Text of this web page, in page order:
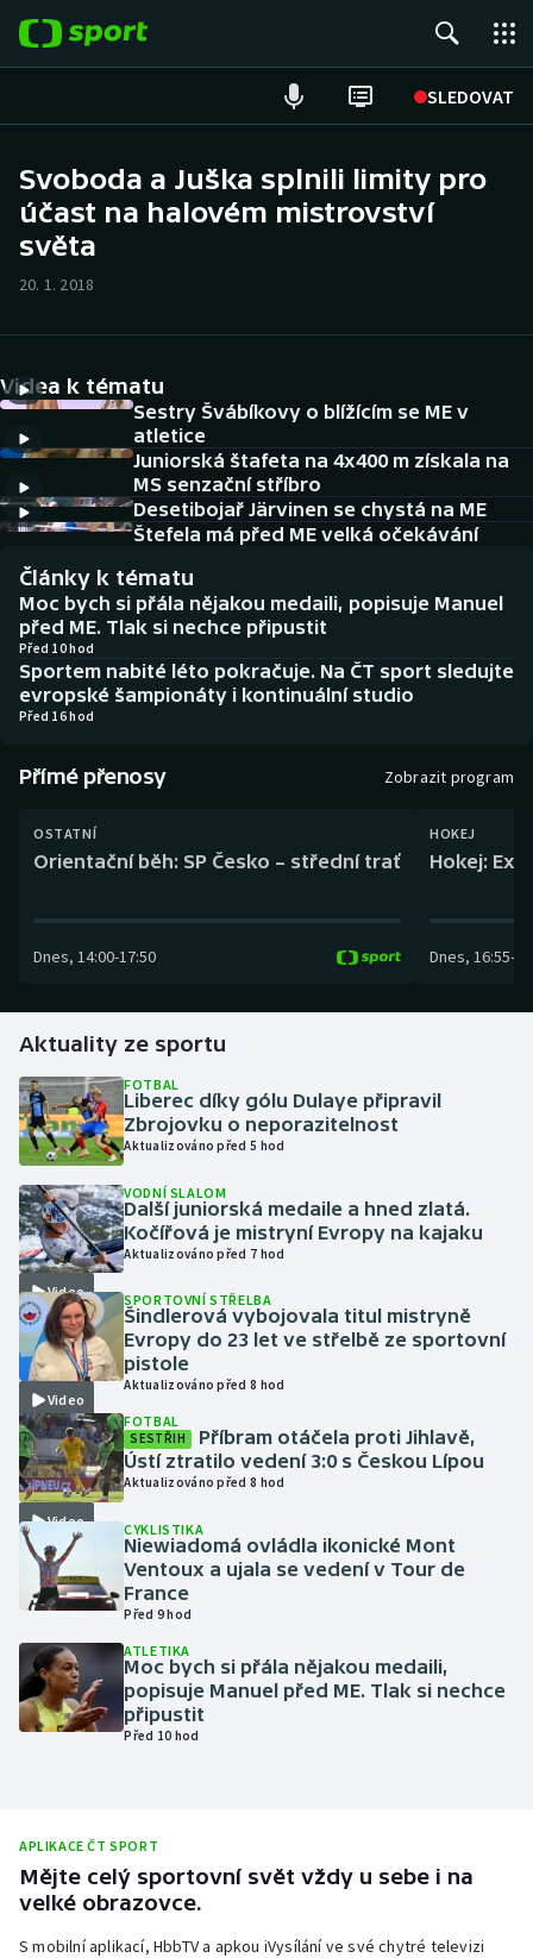
SLEDOVAT
Hokej
Cyklistika
DALŠÍ SPORTY
Americký fotbal
Basketbal
Biatlon
Boby a skeleton
Box
Curling
Florbal
Futsal
Gymnastika
Jezdectví
Judo
Krasobruslení
Lezení
Lyže a snowboard
Moderní pětiboj
Motorsport
Parasport
Ragby
NEPŘEHLÉDNĚTE
Historické návraty
Aplikace ČT sport
AZ kvíz
Svoboda a Juška splnili limity pro
účast na halovém mistrovství
světa
20. 1. 2018
Videa k tématu
Sestry Švábíkovy o blížícím se ME v
atletice
Juniorská štafeta na 4x400 m získala na
MS senzační stříbro
Desetibojař Järvinen se chystá na ME
Štefela má před ME velká očekávání
Články k tématu
Moc bych si přála nějakou medaili, popisuje Manuel
před ME. Tlak si nechce připustit
Před 10 hod
Sportem nabité léto pokračuje. Na ČT sport sledujte
evropské šampionáty i kontinuální studio
Před 16 hod
Přímé přenosy Zobrazit program
OSTATNÍ
Orientační běh: SP Česko – střední trať
Dnes, 14:00-17:50
HOKEJ
Hokej:
Dnes, 16:55-
Aktuality ze sportu
FOTBAL
Liberec díky gólu Dulaye připravil
Zbrojovku o neporazitelnost
Aktualizováno před 5 hod
Video
VODNÍ SLALOM
Další juniorská medaile a hned zlatá.
Kočířová je mistryní Evropy na kajaku
Aktualizováno před 7 hod
Video
SPORTOVNÍ STŘELBA
Šindlerová vybojovala titul mistryně
Evropy do 23 let ve střelbě ze sportovní
pistole
Aktualizováno před 8 hod
Video
FOTBAL
SESTŘIH
Příbram otáčela proti Jihlavě,
Ústí ztratilo vedení 3:0 s Českou Lípou
Aktualizováno před 8 hod
CYKLISTIKA
Niewiadomá ovládla ikonické Mont
Ventoux a ujala se vedení v Tour de
France
Před 9 hod
ATLETIKA
Moc bych si přála nějakou medaili,
popisuje Manuel před ME. Tlak si nechce
připustit
Před 10 hod
APLIKACE ČT SPORT
Mějte celý sportovní svět vždy u sebe i na
velké obrazovce.
S mobilní aplikací, HbbTV a apkou iVysílání ve své chytré televizi